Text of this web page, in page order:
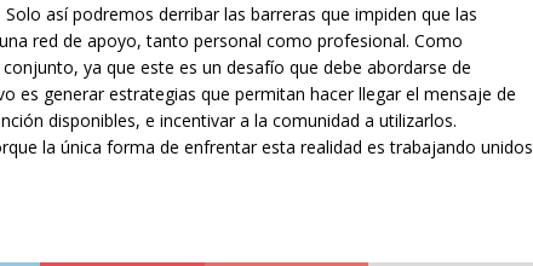
así podremos derribar las barreras que impiden que las
red de apoyo, tanto personal como profesional. Como
ya que este es un desafío que debe abordarse de
es generar estrategias que permitan hacer llegar el mensaje de
disponibles, e incentivar a la comunidad a utilizarlos.
la única forma de enfrentar esta realidad es trabajando unidos